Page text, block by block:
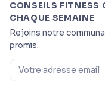
CONSEILS FITNESS
CHAQUE SEMAINE
Rejoins notre
promis.